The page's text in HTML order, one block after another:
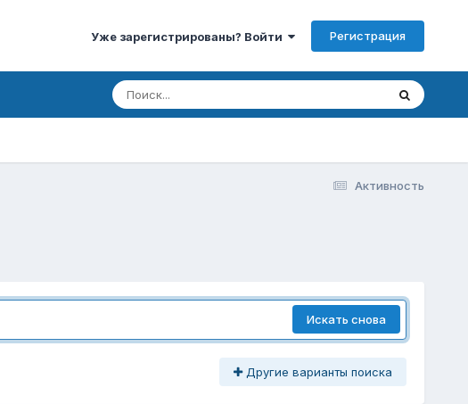
Уже зарегистрированы? Войти Регистрация
Активность
Искать снова
Другие варианты поиска